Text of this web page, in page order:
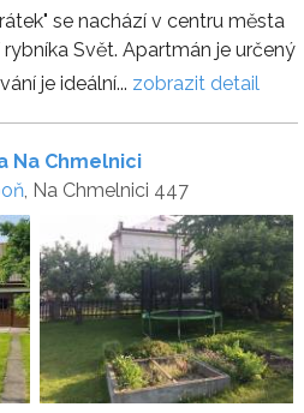
se nachází v centru města
Svět. Apartmán je určený
je ideální... zobrazit detail
Na Chmelnici
, Na Chmelnici 447